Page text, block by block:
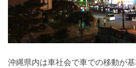
沖縄県内は車社会で車での移動が